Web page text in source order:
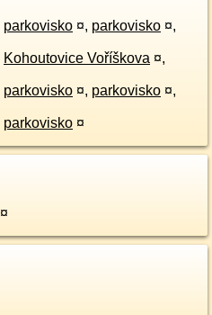
parkovisko ¤, parkovisko ¤,
Kohoutovice Voříškova ¤,
parkovisko ¤, parkovisko ¤,
parkovisko ¤
¤